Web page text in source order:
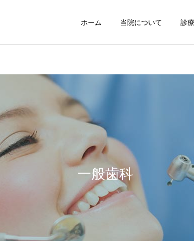
ホーム 当院について 診
小児歯科
3DS除菌療法 ホワイ
2024年10月の診療スケジ
ュール（10月23日〜31日
歯科用レントゲンが新
なりました
一般歯科